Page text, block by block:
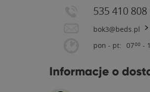
535 410 808
bok3@beds.pl
pon - pt: 0700 -
Informacje o